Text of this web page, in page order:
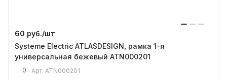
60 руб./шт
Systeme Electric ATLASDESIGN, рамка 1-я
универсальная бежевый ATN000201
0 Арт. ATN000201